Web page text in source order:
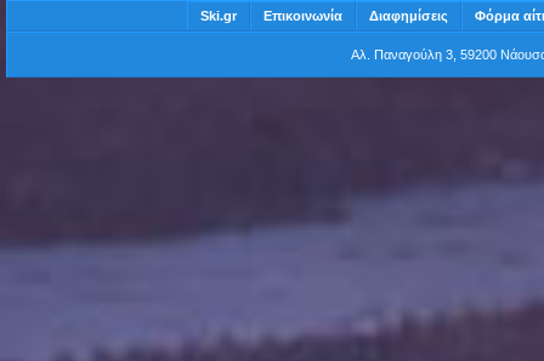
Ski.gr Επικοινωνία Διαφημίσεις Φόρμα
Αλ. Παναγούλη 3, 59200